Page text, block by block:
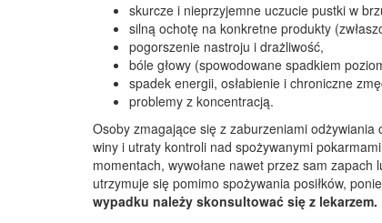
skurcze i nieprzyjemne uczucie pustki w
silną ochotę na konkretne produkty
pogorszenie nastroju i drażliwość,
bóle głowy (spowodowane spadkiem
spadek energii, osłabienie i chroniczne
problemy z koncentracją.
Osoby zmagające się z zaburzeniami
winy i utraty kontroli nad spożywanymi
momentach, wywołane nawet przez sam zapach
utrzymuje się pomimo spożywania posiłków,
wypadku należy skonsultować się z lekarzem.